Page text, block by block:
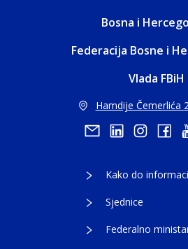
Bosna i
Federacija Bosne i
Vlada FBiH
Hamdije Čemerlića
Kako do
Sjednice
Federalno